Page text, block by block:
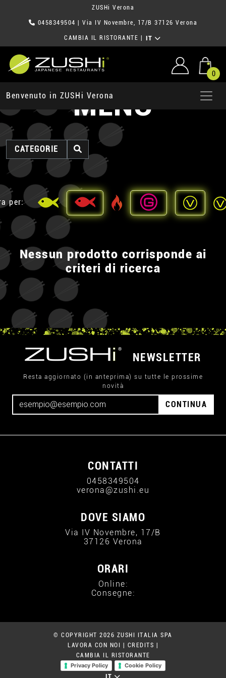
ZUSHi Verona
0458349504 | Via IV Novembre, 17/B 37126 Verona
CAMBIA IL RISTORANTE IT
0
Benvenuto in ZUSHi VeronaMENU
CATEGORIE
per:
Nessun prodotto corrisponde ai
criteri di ricerca
NEWSLETTER
Resta aggiornato (in anteprima) su tutte le prossime
novità
CONTINUA
CONTATTI
0458349504
verona@zushi.eu
DOVE SIAMO
Via IV Novembre, 17/B
37126 Verona
ORARI
Online:
Consegne:
© COPYRIGHT 2026 ZUSHI ITALIA SPA
LAVORA CON NOI
CREDITS
CAMBIA IL RISTORANTE
Privacy Policy
Cookie Policy